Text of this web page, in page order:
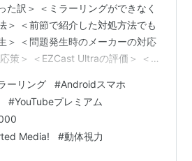
た訳＞ ＜ミラーリングができなく
＞ ＜前節で紹介した対処方法でも
＞ ＜問題発生時のメーカーの対応
策＞ ＜EZCast Ultraの評価＞ ＜考
表示を、Wifi機能を使ってテレビ
示できる装置とシステムのこと。
る生活、はじめてガイド ｰ使い
www.alinkcorp…
ーリング #Androidスマホ
#YouTubeプレミアム
Media! #動体視力